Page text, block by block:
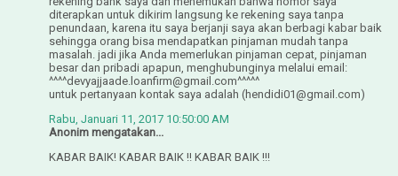
diterapkan untuk dikirim langsung ke rekening saya tanpa
penundaan, karena itu saya berjanji saya akan berbagi kabar baik
sehingga orang bisa mendapatkan pinjaman mudah tanpa
masalah. jadi jika Anda memerlukan pinjaman cepat, pinjaman
besar dan pribadi apapun, menghubunginya melalui email:
^^^^devyajjaade.loanfirm@gmail.com^^^^^
untuk pertanyaan kontak saya adalah (hendidi01@gmail.com)
Rabu, Januari 11, 2017 10:50:00 AM
Anonim mengatakan...
KABAR BAIK! KABAR BAIK !! KABAR BAIK !!!